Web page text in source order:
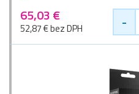
65,03 €
52,87 € bez DPH -